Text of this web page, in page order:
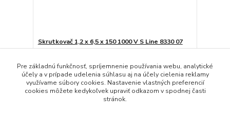
Skrutkovač 1,2 x 6,5 x 150 1000 V S Line 8330 07
Narex
8,86 EUR/ks
7,20 EURbez DPH
Detail
Pre základnú funkčnosť, spríjemnenie používania webu, analytické
účely a v prípade udelenia súhlasu aj na účely cielenia reklamy
využívame súbory cookies. Nastavenie vlastných preferencií
cookies môžete kedykoľvek upraviť odkazom v spodnej časti
stránok.